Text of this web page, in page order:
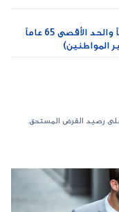
الحد الأدنى لعمر طالب التمويل 21 عاماً والحد الأقصى 65 عاماً
رصيد القرض المستحق.